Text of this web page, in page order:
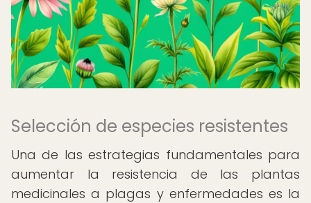
Selección de especies resistentes
Una de las estrategias fundamentales para
aumentar la resistencia de las plantas
medicinales a plagas y enfermedades es la